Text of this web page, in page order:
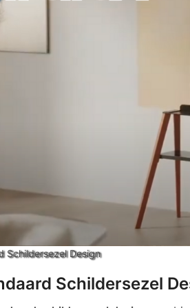
Schildersezel Design
Schildersezel